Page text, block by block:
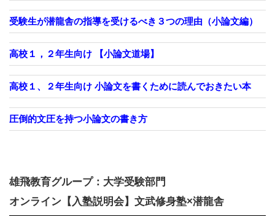
受験生が潜龍舎の指導を受けるべき３つの理由（小論文編）
高校１，２年生向け 【小論文道場】
高校１、２年生向け 小論文を書くために読んでおきたい本
圧倒的文圧を持つ小論文の書き方
雄飛教育グループ：大学受験部門
オンライン【入塾説明会】文武修身塾×潜龍舎